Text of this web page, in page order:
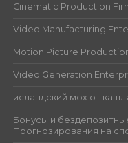
Cinematic Production
Video Manufacturing
Motion Picture
Video Generation
исландский мох от
Бонусы и
Прогнозирования на